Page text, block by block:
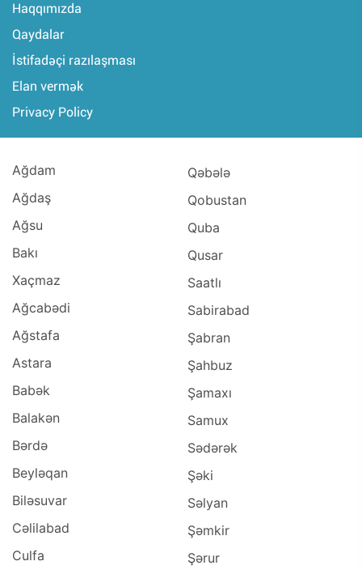
Haqqımızda
Qaydalar
İstifadəçi razılaşması
Elan vermək
Privacy Policy
Ağdam
Ağdaş
Ağsu
Bakı
Xaçmaz
Ağcabədi
Ağstafa
Astara
Babək
Balakən
Bərdə
Beyləqan
Biləsuvar
Cəlilabad
Culfa
Qəbələ
Qobustan
Quba
Qusar
Saatlı
Sabirabad
Şabran
Şahbuz
Şamaxı
Samux
Sədərək
Şəki
Səlyan
Şəmkir
Şərur